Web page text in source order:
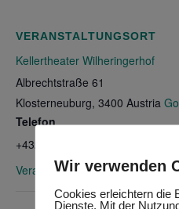
VERANSTALTUNGSORT
Kellertheater Wilheringerhof
Albrechtstraße 61
Klosterneuburg, 3400 Austria
Telefon
+432243444351
Veranstaltungsort-Website
Wir verwenden
Cookies erleichtern die
Dienste. Mit der